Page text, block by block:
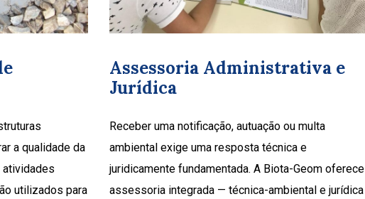
a qualidade da
atividades
utilizados para
Assessoria Administrativa e
Jurídica
Receber uma notificação, autuação ou multa
ambiental exige uma resposta técnica e
juridicamente fundamentada. A Biota-Geom oferece
assessoria integrada — técnica-ambiental e jurídica